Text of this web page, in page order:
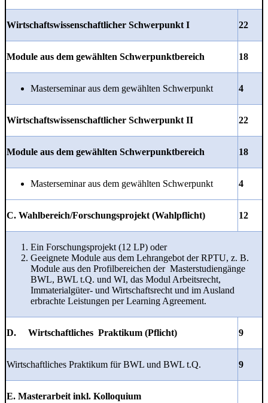
Wirtschaftswissenschaftlicher Schwerpunkt I 22
Module aus dem gewählten Schwerpunktbereich 18
Masterseminar aus dem gewählten Schwerpunkt 4
Wirtschaftswissenschaftlicher Schwerpunkt II 22
Module aus dem gewählten Schwerpunktbereich 18
Masterseminar aus dem gewählten Schwerpunkt 4
C. Wahlbereich/Forschungsprojekt (Wahlpflicht) 12
Ein Forschungsprojekt (12 LP) oder
Geeignete Module aus dem Lehrangebot der RPTU, z. B.
Module aus den Profilbereichen der Masterstudiengänge
BWL, BWL t.Q. und WI, das Modul Arbeitsrecht,
Immaterialgüter- und Wirtschaftsrecht und im Ausland
erbrachte Leistungen per Learning Agreement.
D. Wirtschaftliches Praktikum (Pflicht) 9
Wirtschaftliches Praktikum für BWL und BWL t.Q. 9
E. Masterarbeit inkl. Kolloquium